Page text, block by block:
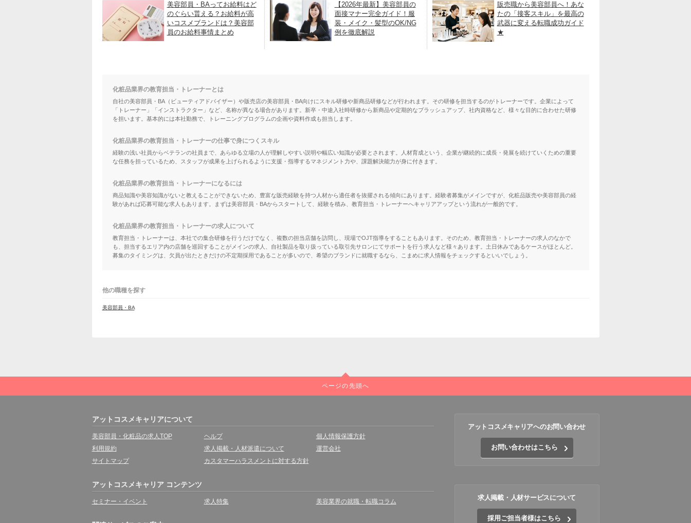
美容部員・BAってお給料はど
のぐらい貰える？お給料が高
いコスメブランドは？美容部
員のお給料事情まとめ
【2026年最新】美容部員の
面接マナー完全ガイド！服
装・メイク・髪型のOK/NG
例を徹底解説
販売職から美容部員へ！あな
たの「接客スキル」を最高の
武器に変える転職成功ガイド
★
化粧品業界の教育担当・トレーナーとは
自社の美容部員・BA（ビューティアドバイザー）や販売店の美容部員・BA向けにスキル研修や新商品研修などが行われます。その研修を担当するのがトレーナーです。企業によって
「トレーナー」「インストラクター」など、名称が異なる場合があります。新卒・中途入社時研修から新商品や定期的なブラッシュアップ、社内資格など、様々な目的に合わせた研修
を担います。基本的には本社勤務で、トレーニングプログラムの企画や資料作成も担当します。
化粧品業界の教育担当・トレーナーの仕事で身につくスキル
経験の浅い社員からベテランの社員まで、あらゆる立場の人が理解しやすい説明や幅広い知識が必要とされます。人材育成という、企業が継続的に成長・発展を続けていくための重要
な任務を担っているため、スタッフが成果を上げられるように支援・指導するマネジメント力や、課題解決能力が身に付きます。
化粧品業界の教育担当・トレーナーになるには
商品知識や美容知識がないと教えることができないため、豊富な販売経験を持つ人材から適任者を抜擢される傾向にあります。経験者募集がメインですが、化粧品販売や美容部員の経
験があれば応募可能な求人もあります。まずは美容部員・BAからスタートして、経験を積み、教育担当・トレーナーへキャリアアップという流れが一般的です。
化粧品業界の教育担当・トレーナーの求人について
教育担当・トレーナーは、本社での集合研修を行うだけでなく、複数の担当店舗を訪問し、現場でOJT指導をすることもあります。そのため、教育担当・トレーナーの求人のなかで
も、担当するエリア内の店舗を巡回することがメインの求人、自社製品を取り扱っている取引先サロンにてサポートを行う求人など様々あります。土日休みであるケースがほとんど。
募集のタイミングは、欠員が出たときだけの不定期採用であることが多いので、希望のブランドに就職するなら、こまめに求人情報をチェックするといいでしょう。
他の職種を探す
美容部員・BA
ページの先頭へ
アットコスメキャリアへのお問い合わせ
お問い合わせはこちら
求人掲載・人材サービスについて
採用ご担当者様はこちら
アットコスメキャリアについて
美容部員・化粧品の求人TOP ヘルプ
個人情報保護方針
利用規約
求人掲載・人材派遣について
運営会社
サイトマップ
カスタマーハラスメントに対する方針
アットコスメキャリア コンテンツ
セミナー・イベント 求人特集 美容業界の就職・転職コラム